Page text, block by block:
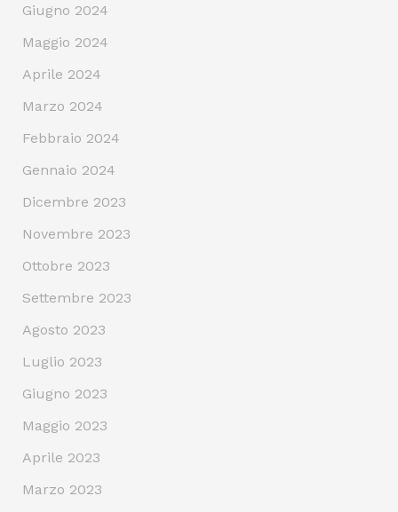
Giugno 2024
Maggio 2024
Aprile 2024
Marzo 2024
Febbraio 2024
Gennaio 2024
Dicembre 2023
Novembre 2023
Ottobre 2023
Settembre 2023
Agosto 2023
Luglio 2023
Giugno 2023
Maggio 2023
Aprile 2023
Marzo 2023